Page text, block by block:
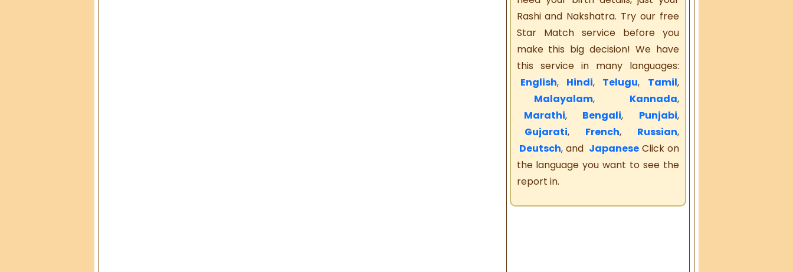
Rashi and Nakshatra. Try our free
Star Match service before you
make this big decision! We have
this service in many languages:
English, Hindi, Telugu, Tamil,
Malayalam, Kannada,
Marathi, Bengali, Punjabi,
Gujarati, French, Russian,
Deutsch, and JapaneseClick on
the language you want to see the
report in.